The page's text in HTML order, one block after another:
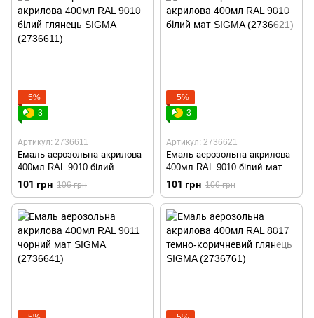
−5%
3
Артикул: 2736611
Емаль аерозольна акрилова
400мл RAL 9010 білий
глянець SIGMA (2736611)
101 грн 106 грн
−5%
3
Артикул: 2736621
Емаль аерозольна акрилова
400мл RAL 9010 білий мат
SIGMA (2736621)
101 грн 106 грн